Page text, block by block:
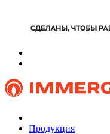
Продукция